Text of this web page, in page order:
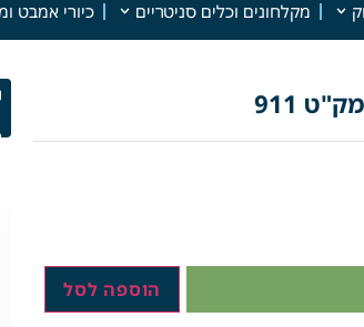
מקלחונים וכלים סניטריים כיורי אמבט
הוספה לסל